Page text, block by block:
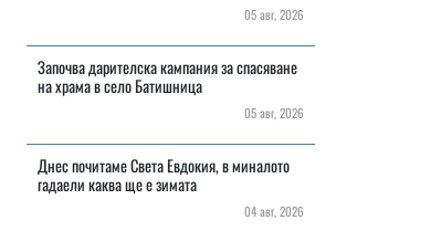
05 авг, 2026
Започва дарителска кампания за спасяване
на храма в село Батишница
05 авг, 2026
Днес почитаме Света Евдокия, в миналото
гадаели каква ще е зимата
04 авг, 2026